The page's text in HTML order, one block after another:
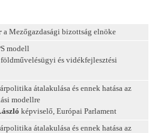
a Mezőgazdasági bizottság elnöke
modell
és vidékfejlesztési
átalakulása és ennek hatása az
modellre
képviselő, Európai Parlament
átalakulása és ennek hatása az